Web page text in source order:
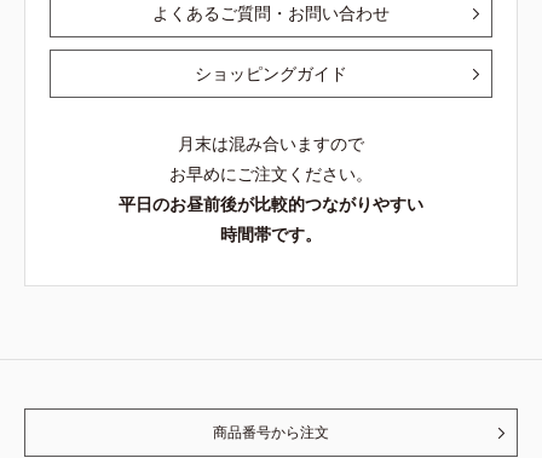
よくあるご質問・お問い合わせ
ショッピングガイド
月末は混み合いますので
お早めにご注文ください。
平日のお昼前後が比較的つながりやすい
時間帯です。
商品番号から注文